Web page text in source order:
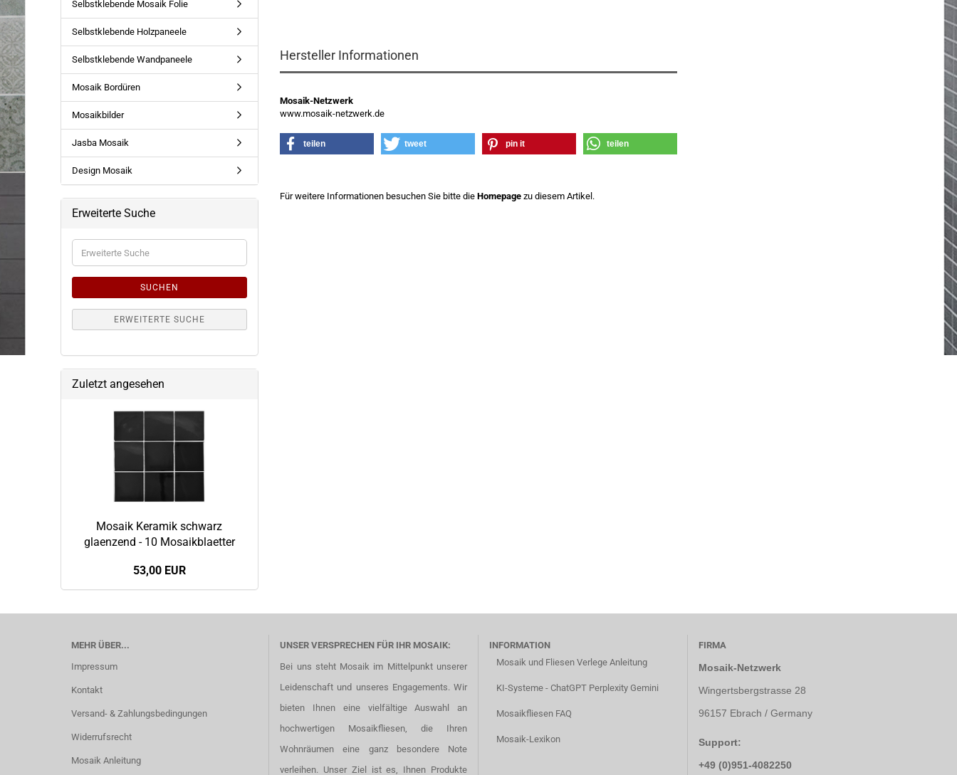
Hersteller Informationen
Mosaik-Netzwerk
www.mosaik-netzwerk.de
teilen tweet pin it teilen
Für weitere Informationen besuchen Sie bitte dieHomepage zu diesem Artikel.
Selbstklebende Mosaik Folie
Selbstklebende Holzpaneele
Selbstklebende Wandpaneele
Mosaik Bordüren
Mosaikbilder
Jasba Mosaik
Design Mosaik
Erweiterte Suche
Erweiterte
Suche
SUCHEN
ERWEITERTE SUCHE
Zuletzt angesehen
Mosaik Keramik schwarz
glaenzend - 10 Mosaikblaetter
53,00 EUR
MEHR ÜBER...
Impressum
Kontakt
Versand- & Zahlungsbedingungen
Widerrufsrecht
Mosaik Anleitung
UNSER VERSPRECHEN FÜR IHR MOSAIK:
Bei uns steht Mosaik im Mittelpunkt unserer
Leidenschaft und unseres Engagements. Wir
bieten Ihnen eine vielfältige Auswahl an
hochwertigen Mosaikfliesen, die Ihren
Wohnräumen eine ganz besondere Note
verleihen. Unser Ziel ist es, Ihnen Produkte
INFORMATION
Mosaik und Fliesen Verlege Anleitung
KI-Systeme - ChatGPT Perplexity Gemini
Mosaikfliesen FAQ
Mosaik-Lexikon
FIRMA
Mosaik-Netzwerk
Wingertsbergstrasse 28
96157 Ebrach / Germany
Support:
+49 (0)951-4082250